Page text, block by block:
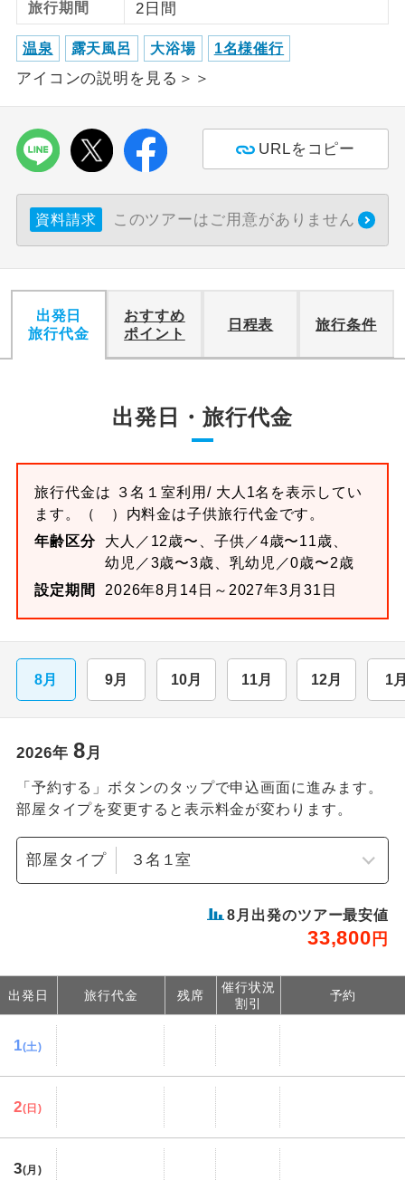
旅行期間 2日間
温泉 露天風呂 大浴場 1名様催行
アイコンの説明を見る＞＞
URLをコピー
資料請求 このツアーはご用意がありません
出発日
旅行代金
おすすめ
ポイント
日程表 旅行条件
出発日・旅行代金
旅行代金は ３名１室利用/ 大人1名を表示してい
ます。
（ ）内料金は子供旅行代金です。
年齢区分
大人／12歳〜、子供／4歳〜11歳、
幼児／3歳〜3歳、乳幼児／0歳〜2歳
設定期間
2026年8月14日～2027年3月31日
8月 9月 10月 11月 12月 1
2026年 8月
「予約する」ボタンのタップで申込画面に進みます。
部屋タイプを変更すると表示料金が変わります。
部屋タイプ
8 月出発のツアー最安値
33,800 円
出発日 旅行代金 残席
催行状況
割引
予約
1(土)
2(日)
3(月)
航空会社指定
画にとても便利です。
ホテル指定
ご紹介するホテルを指定したコースで
す。
ス2席利用
す。